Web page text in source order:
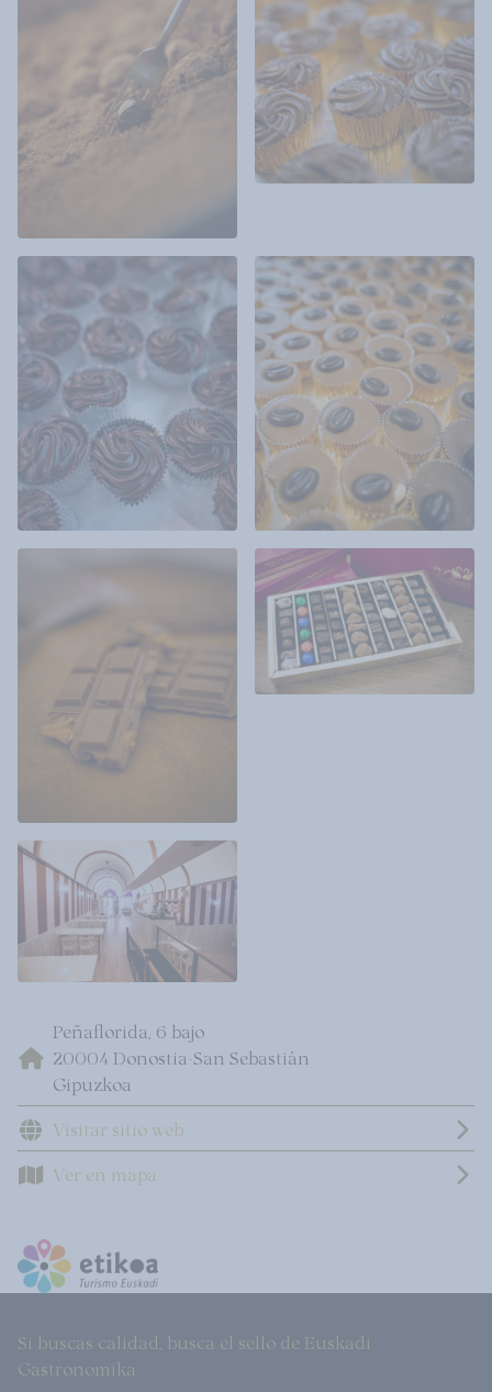
Peñaflorida, 6 bajo
20004 Donostia-San Sebastián
Gipuzkoa
Visitar sitio web
Ver en mapa
Si buscas calidad, busca el sello de Euskadi
Gastronomika